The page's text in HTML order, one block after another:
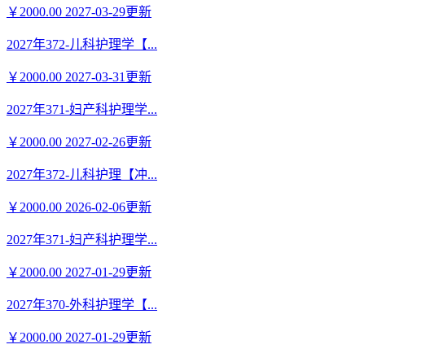
￥2000.00 2027-03-29更新
2027年372-儿科护理学【...
￥2000.00 2027-03-31更新
2027年371-妇产科护理学...
￥2000.00 2027-02-26更新
2027年372-儿科护理【冲...
￥2000.00 2026-02-06更新
2027年371-妇产科护理学...
￥2000.00 2027-01-29更新
2027年370-外科护理学【...
￥2000.00 2027-01-29更新